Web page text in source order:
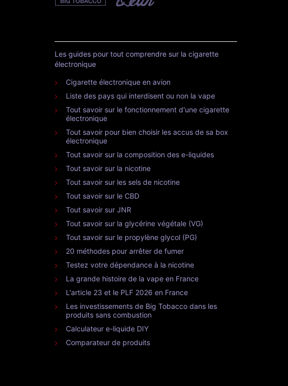
Les guides pour tout comprendre sur la cigarette
électronique
Cigarette électronique en avion
Liste des pays qui interdisent ou non la vape
Tout savoir sur le fonctionnement d'une cigarette
électronique
Tout savoir pour bien choisir les accus de sa box
électronique
Tout savoir sur la composition des e-liquides
Tout savoir sur la nicotine
Tout savoir sur les sels de nicotine
Tout savoir sur le CBD
Tout savoir sur JNR
Tout savoir sur la glycérine végétale (VG)
Tout savoir sur le propylène glycol (PG)
20 méthodes pour arrêter de fumer
Testez votre dépendance à la nicotine
La grande histoire de la vape en France
L'article 23 et le PLF 2026 en France
Les investissements de Big Tobacco dans les
produits sans combustion
Calculateur e-liquide DIY
Comparateur de produits